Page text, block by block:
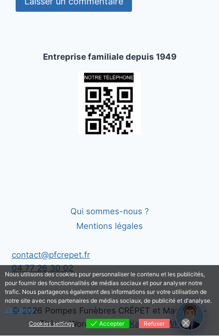
Entreprise familiale depuis 1949
Qui sommes-nous ?
Mentions légales
contact@pfcrepet.fr
04 77 26 30 02
© 2026 Pompes Funèbres CRÉPET et Marbrerie -
Thème WordPress par Kadence WP
Nous utilisons des cookies pour personnaliser le contenu et les publicités,
pour fournir des fonctionnalités de médias sociaux et pour analyser notre
trafic. Nous partageons également des informations sur votre utilisation de
notre site avec nos partenaires de médias sociaux, de publicité et d'analyse.
View more
Cookies settings
Accepter Refuser